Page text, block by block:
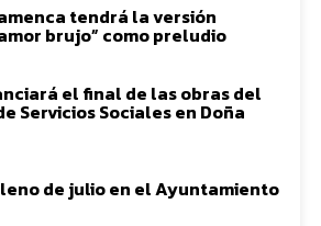
tendrá la versión
brujo” como preludio
el final de las obras del
Servicios Sociales en Doña
de julio en el Ayuntamiento